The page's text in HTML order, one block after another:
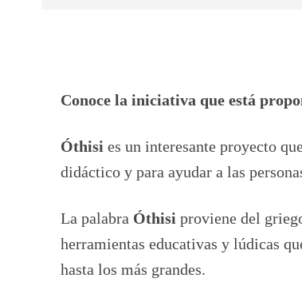
Conoce la iniciativa que está
Óthisi es un interesante proyecto
didáctico y para ayudar a las
La palabra Óthisi proviene del
herramientas educativas y lúdicas
hasta los más grandes.